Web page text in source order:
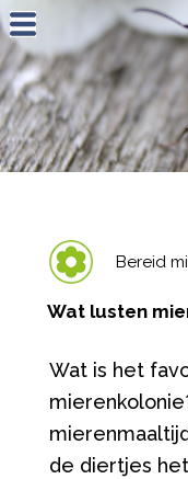
Bereid
Wat lusten
Wat is het
de diertjes